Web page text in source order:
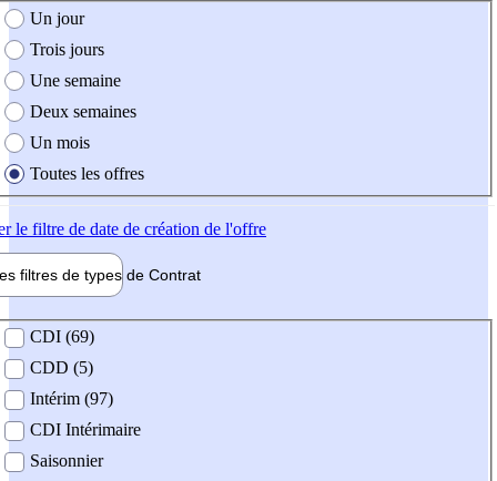
création de l'offre
Un jour
Trois jours
Une semaine
Deux semaines
Un mois
Toutes les offres
le filtre de date de création de l'offre
filtres de types de Contrat
contrat
CDI (69)
CDD (5)
Intérim (97)
CDI Intérimaire
Saisonnier